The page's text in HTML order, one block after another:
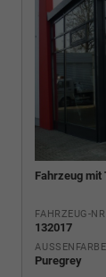
Fahrzeug mit
FAHRZEUG-
132017
AUSSENFARBE
Puregrey